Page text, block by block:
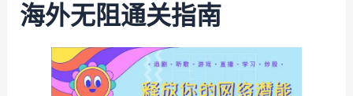
海外无阻通关指南